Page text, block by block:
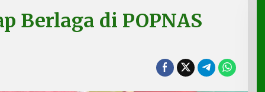
Berlaga di POPNAS